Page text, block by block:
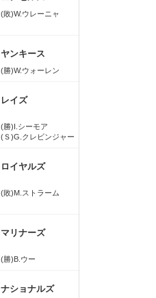
(敗)W.ウレーニャ
ヤンキース
(勝)W.ウォーレン
レイズ
(勝)I.シーモア
(Ｓ)G.クレビンジャー
ロイヤルズ
(敗)M.ストラーム
マリナーズ
(勝)B.ウー
ナショナルズ